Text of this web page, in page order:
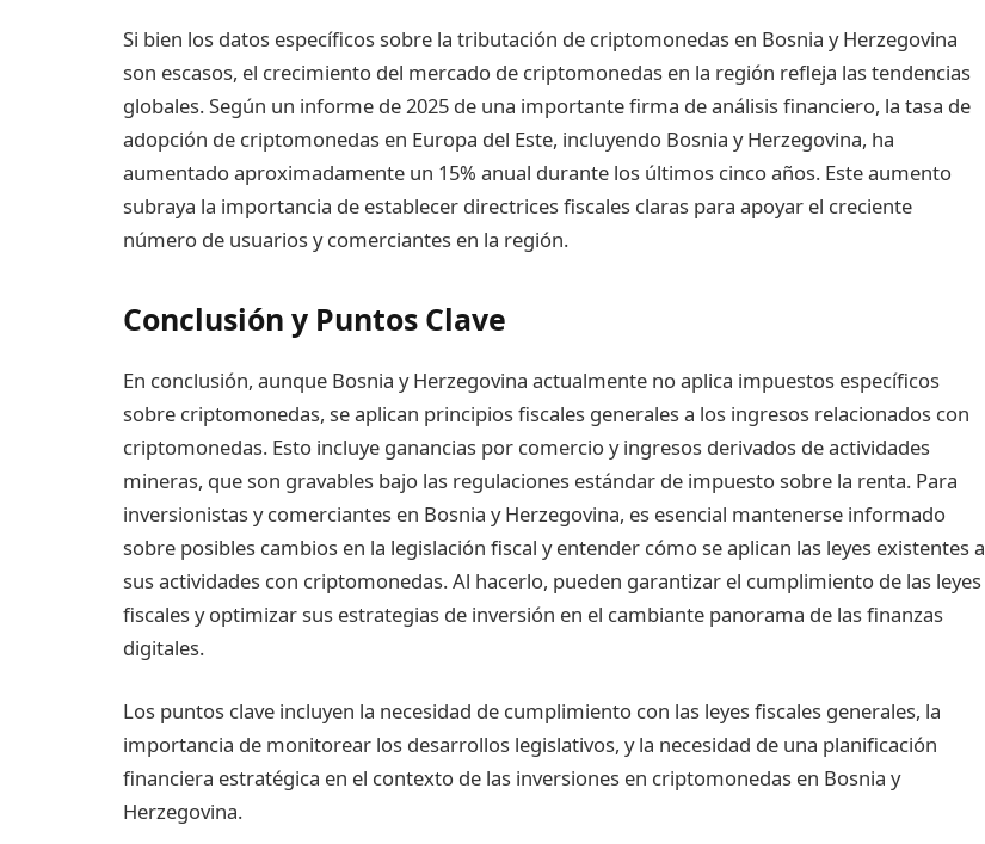
Si bien los datos específicos sobre la tributación de criptomonedas en Bosnia y Herzegovina
son escasos, el crecimiento del mercado de criptomonedas en la región refleja las tendencias
globales. Según un informe de 2025 de una importante firma de análisis financiero, la tasa de
adopción de criptomonedas en Europa del Este, incluyendo Bosnia y Herzegovina, ha
aumentado aproximadamente un 15% anual durante los últimos cinco años. Este aumento
subraya la importancia de establecer directrices fiscales claras para apoyar el creciente
número de usuarios y comerciantes en la región.
Conclusión y Puntos Clave
En conclusión, aunque Bosnia y Herzegovina actualmente no aplica impuestos específicos
sobre criptomonedas, se aplican principios fiscales generales a los ingresos relacionados con
criptomonedas. Esto incluye ganancias por comercio y ingresos derivados de actividades
mineras, que son gravables bajo las regulaciones estándar de impuesto sobre la renta. Para
inversionistas y comerciantes en Bosnia y Herzegovina, es esencial mantenerse informado
sobre posibles cambios en la legislación fiscal y entender cómo se aplican las leyes existentes a
sus actividades con criptomonedas. Al hacerlo, pueden garantizar el cumplimiento de las leyes
fiscales y optimizar sus estrategias de inversión en el cambiante panorama de las finanzas
digitales.
Los puntos clave incluyen la necesidad de cumplimiento con las leyes fiscales generales, la
importancia de monitorear los desarrollos legislativos, y la necesidad de una planificación
financiera estratégica en el contexto de las inversiones en criptomonedas en Bosnia y
Herzegovina.